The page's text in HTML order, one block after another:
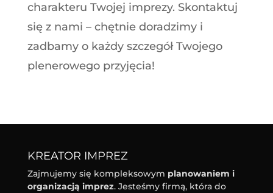
charakteru Twojej imprezy. Skontaktuj
się z nami – chętnie doradzimy i
zadbamy o każdy szczegół Twojego
plenerowego przyjęcia!
KREATOR IMPREZ
Zajmujemy się kompleksowym planowaniem i
organizacją imprez. Jesteśmy firmą, która do